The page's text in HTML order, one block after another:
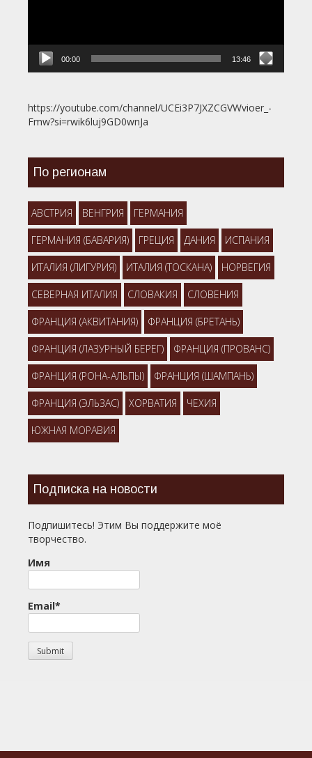
00:00 13:46
https://youtube.com/channel/UCEi3P7JXZCGVWvioer_-
Fmw?si=rwik6luj9GD0wnJa
По регионам
АВСТРИЯ ВЕНГРИЯ ГЕРМАНИЯ
ГЕРМАНИЯ (БАВАРИЯ) ГРЕЦИЯ ДАНИЯ ИСПАНИЯ
ИТАЛИЯ (ЛИГУРИЯ) ИТАЛИЯ (ТОСКАНА) НОРВЕГИЯ
СЕВЕРНАЯ ИТАЛИЯ СЛОВАКИЯ СЛОВЕНИЯ
ФРАНЦИЯ (АКВИТАНИЯ) ФРАНЦИЯ (БРЕТАНЬ)
ФРАНЦИЯ (ЛАЗУРНЫЙ БЕРЕГ) ФРАНЦИЯ (ПРОВАНС)
ФРАНЦИЯ (РОНА-АЛЬПЫ) ФРАНЦИЯ (ШАМПАНЬ)
ФРАНЦИЯ (ЭЛЬЗАС) ХОРВАТИЯ ЧЕХИЯ
ЮЖНАЯ МОРАВИЯ
Подписка на новости
Подпишитесь! Этим Вы поддержите моё
творчество.
Имя
Email*